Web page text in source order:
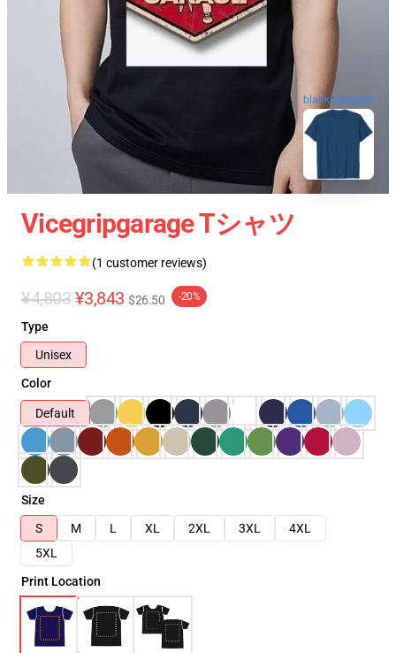
blank template
Vicegripgarage Tシャツ
(1 customer reviews)
¥4,803 ¥3,843 $26.50 -20%
Type
Unisex
Color
Default
Size
S
M L XL 2XL 3XL
4XL
5XL
Print Location